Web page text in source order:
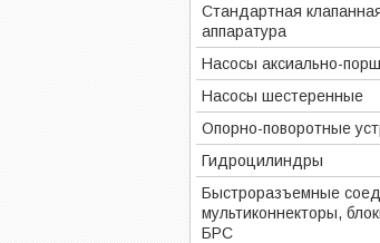
Стандартная
аппаратура
Насосы аксиально-
Насосы шестеренные
Опорно-поворотные
Гидроцилиндры
Быстроразъемные
мультиконнекторы,
БРС